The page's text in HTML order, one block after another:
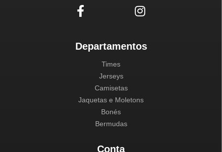
Departamentos
Times
Jerseys
Camisetas
Jaquetas e Moletons
Bonés
Bermudas
Conta